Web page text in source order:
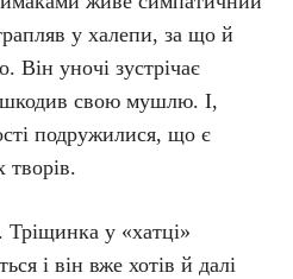
у халепи, за що й
Він уночі зустрічає
свою мушлю. І,
подружилися, що є
творів.
у «хатці»
і він вже хотів й далі